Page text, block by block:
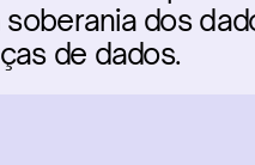
dos
de dados.